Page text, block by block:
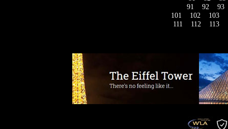
91
92
93
101
102 103
111
112 113